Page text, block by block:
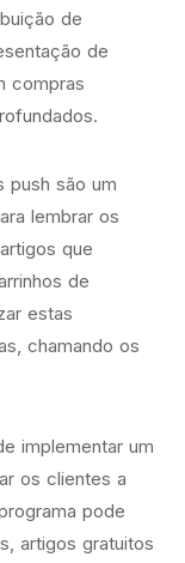
de
de
compras
push são um
lembrar os
que
de
estas
chamando os
implementar um
os clientes a
pode
artigos gratuitos